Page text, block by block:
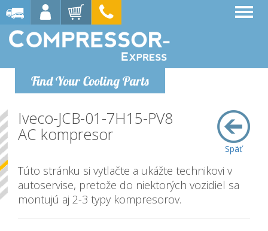
Find Your Cooling Parts
Späť
Iveco-JCB-01-7H15-PV8
AC kompresor
Túto stránku si vytlačte a ukážte technikovi v
autoservise, pretože do niektorých vozidiel sa
montujú aj 2-3 typy kompresorov.